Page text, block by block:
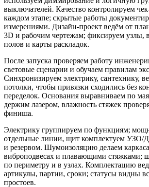
выключателей. Качество контролируем
каждом этапе; скрытые работы
измерениями. Дизайн‑проект ведём от
3D и рабочим чертежам; фиксируем узлы,
полов и карты раскладок.
После запуска проверяем работу
световые сценарии и обучаем правилам
Синхронизируем электрику, сантехнику,
потолки, чтобы привязки сходились без
переделок. Основания выравниваем по
держим лазером, влажность стяжек
финиша.
Электрику группируем по функциям;
отдельные линии, щит комплектуем УЗО/
и резервом. Шумоизоляцию делаем
виброподвесах и плавающими стяжками;
по периметру и в узлах. Комплектацию
артикулы, партии, сроки; статусы видны
простоев.